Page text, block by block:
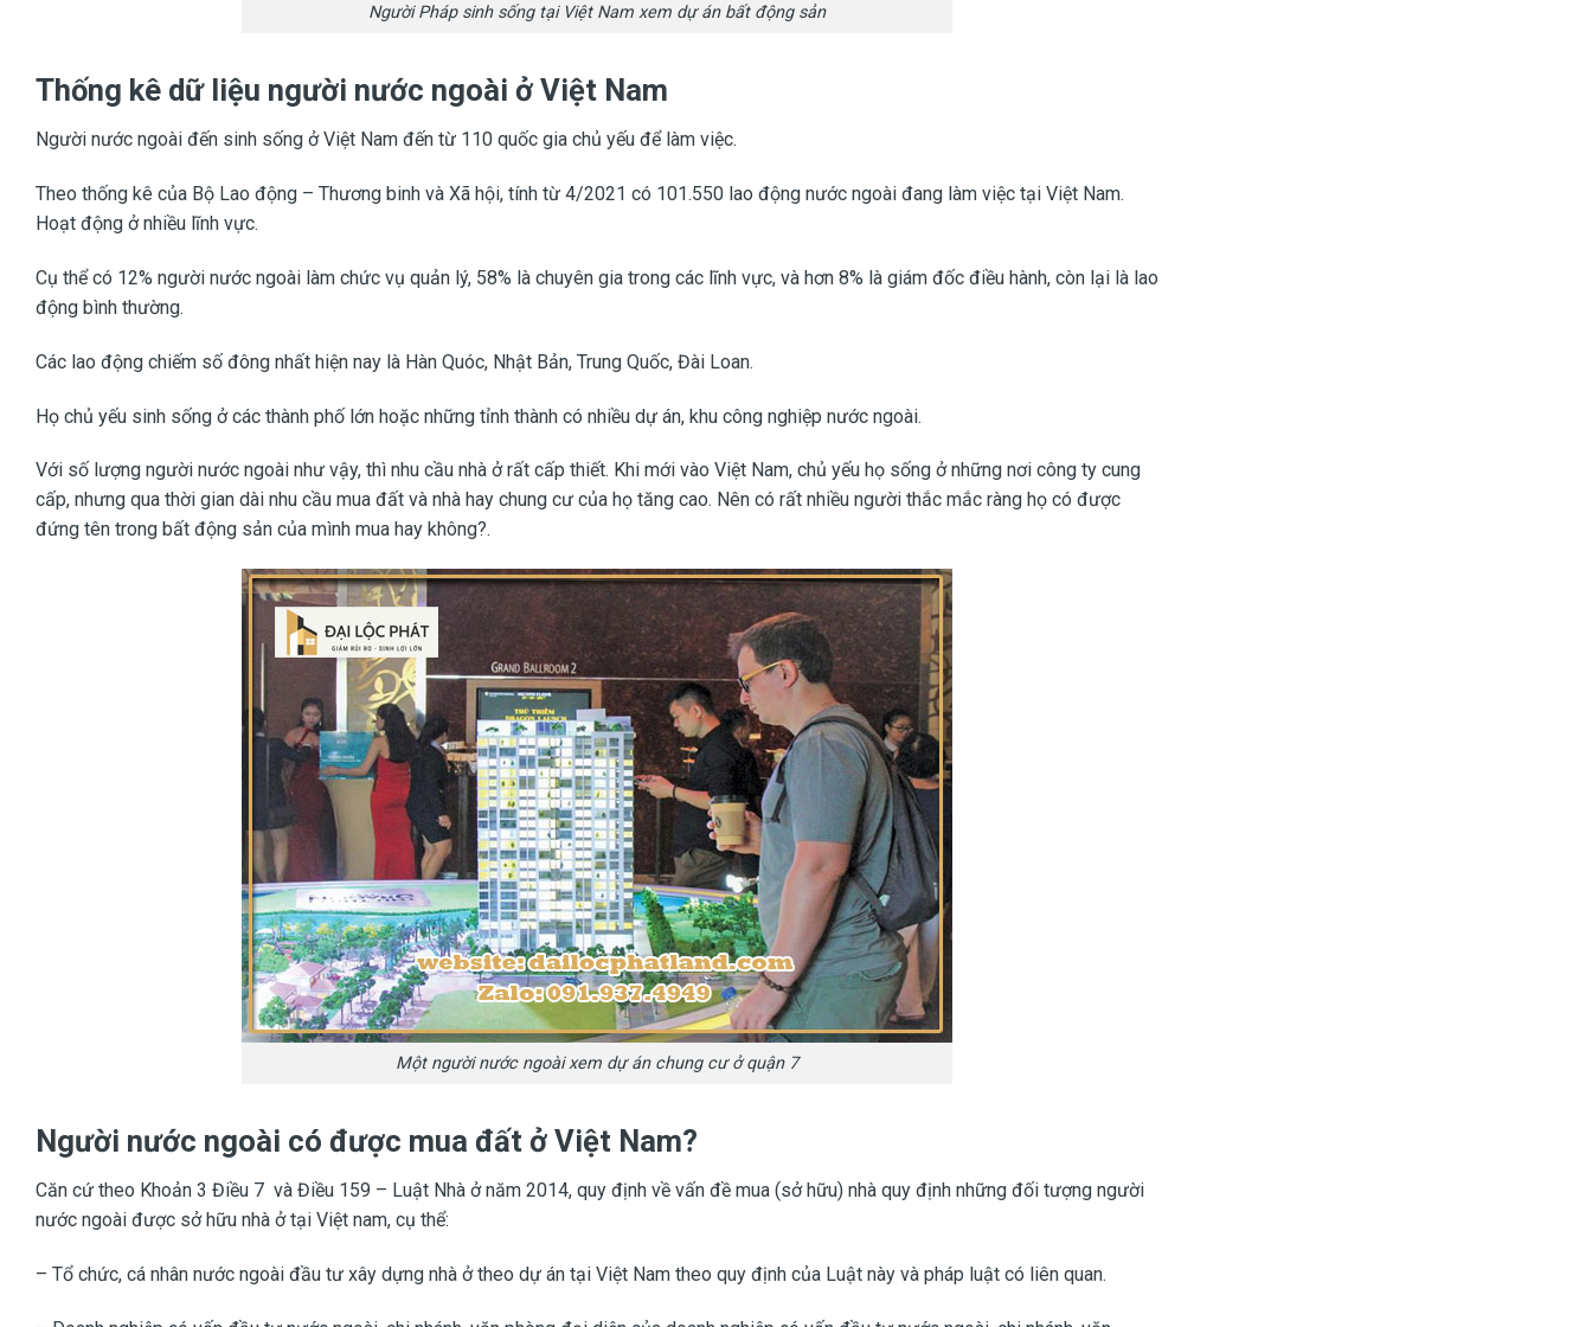
Người Pháp sinh sống tại Việt Nam xem dự án bất động sản
Thống kê dữ liệu người nước ngoài ở Việt Nam
Người nước ngoài đến sinh sống ở Việt Nam đến từ 110 quốc gia chủ yếu để làm việc.
Theo thống kê của Bộ Lao động – Thương binh và Xã hội, tính từ 4/2021 có 101.550 lao động nước ngoài đang làm việc tại Việt Nam.
Hoạt động ở nhiều lĩnh vực.
Cụ thể có 12% người nước ngoài làm chức vụ quản lý, 58% là chuyên gia trong các lĩnh vực, và hơn 8% là giám đốc điều hành, còn lại là lao
động bình thường.
Các lao động chiếm số đông nhất hiện nay là Hàn Quóc, Nhật Bản, Trung Quốc, Đài Loan.
Họ chủ yếu sinh sống ở các thành phố lớn hoặc những tỉnh thành có nhiều dự án, khu công nghiệp nước ngoài.
Với số lượng người nước ngoài như vậy, thì nhu cầu nhà ở rất cấp thiết. Khi mới vào Việt Nam, chủ yếu họ sống ở những nơi công ty cung
cấp, nhưng qua thời gian dài nhu cầu mua đất và nhà hay chung cư của họ tăng cao. Nên có rất nhiều người thắc mắc ràng họ có được
đứng tên trong bất động sản của mình mua hay không?.
Một người nước ngoài xem dự án chung cư ở quận 7
Người nước ngoài có được mua đất ở Việt Nam?
Căn cứ theo Khoản 3 Điều 7 và Điều 159 – Luật Nhà ở năm 2014, quy định về vấn đề mua (sở hữu) nhà quy định những đối tượng người
nước ngoài được sở hữu nhà ở tại Việt nam, cụ thể:
– Tổ chức, cá nhân nước ngoài đầu tư xây dựng nhà ở theo dự án tại Việt Nam theo quy định của Luật này và pháp luật có liên quan.